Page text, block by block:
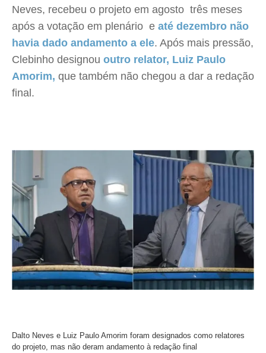
Neves, recebeu o projeto em agosto  três meses
após a votação em plenário  e até dezembro não
havia dado andamento a ele. Após mais pressão,
Clebinho designou outro relator, Luiz Paulo
Amorim, que também não chegou a dar a redação
final.
Dalto Neves e Luiz Paulo Amorim foram designados como relatores
do projeto, mas não deram andamento à redação final